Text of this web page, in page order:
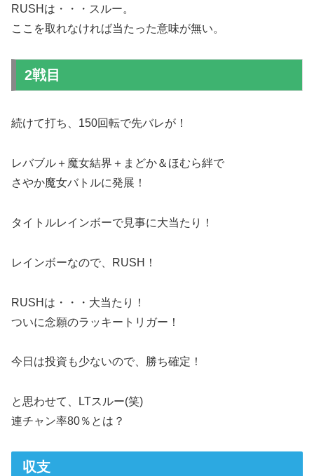
RUSHは・・・スルー。
ここを取れなければ当たった意味が無い。
2戦目
続けて打ち、150回転で先バレが！
レバブル＋魔女結界＋まどか＆ほむら絆で
さやか魔女バトルに発展！
タイトルレインボーで見事に大当たり！
レインボーなので、RUSH！
RUSHは・・・大当たり！
ついに念願のラッキートリガー！
今日は投資も少ないので、勝ち確定！
と思わせて、LTスルー(笑)
連チャン率80％とは？
収支